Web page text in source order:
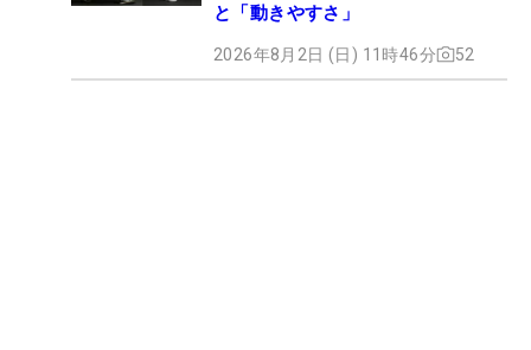
と「動きやすさ」
2026年8月2日 (日) 11時46分 52